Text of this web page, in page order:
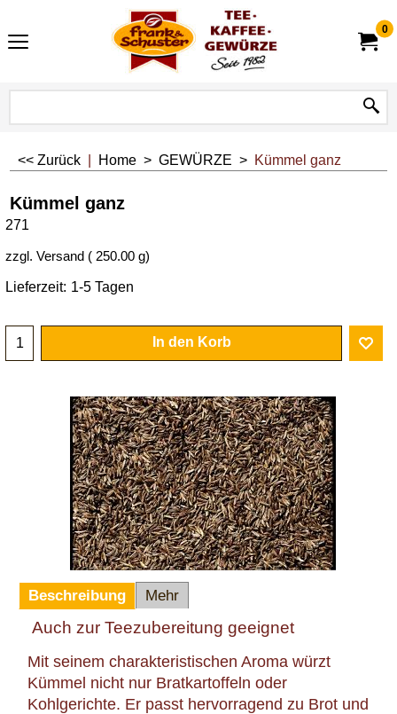
0
<< Zurück Home > GEWÜRZE > Kümmel ganz
Kümmel ganz
271
zzgl. Versand 250.00 g
Lieferzeit: 1-5 Tagen
In den Korb
Beschreibung Mehr
Auch zur Teezubereitung geeignet
Mit seinem charakteristischen Aroma würzt
Kümmel nicht nur Bratkartoffeln oder
Kohlgerichte. Er passt hervorragend zu Brot und